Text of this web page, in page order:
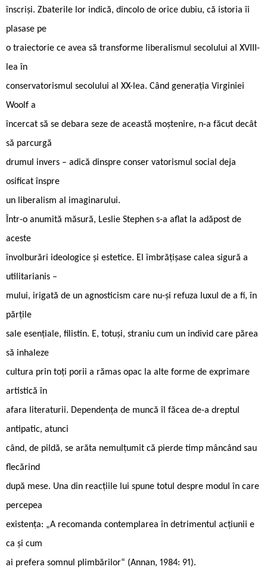
înscriși. Zbaterile lor indică, dincolo de orice dubiu, că istoria îi
plasase pe
o traiectorie ce avea să transforme liberalismul secolului al XVIII-
lea în
conservatorismul secolului al XX-lea. Când generația Virginiei
Woolf a
încercat să se debara seze de această moștenire, n-a făcut decât
să parcurgă
drumul invers – adică dinspre conser vatorismul social deja
osificat înspre
un liberalism al imaginarului.
Într-o anumită măsură, Leslie Stephen s-a aflat la adăpost de
aceste
învolburări ideologice și estetice. El îmbrățișase calea sigură a
utilitarianis –
mului, irigată de un agnosticism care nu-și refuza luxul de a fi, în
părțile
sale esențiale, filistin. E, totuși, straniu cum un individ care părea
să inhaleze
cultura prin toți porii a rămas opac la alte forme de exprimare
artistică în
afara literaturii. Dependența de muncă îl făcea de-a dreptul
antipatic, atunci
când, de pildă, se arăta nemulțumit că pierde timp mâncând sau
flecărind
după mese. Una din reacțiile lui spune totul despre modul în care
percepea
existența: „A recomanda contemplarea în detrimentul acțiunii e
ca și cum
ai prefera somnul plimbărilor“ (Annan, 1984: 91).